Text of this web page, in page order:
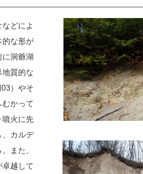
どによ
的な形が
洞爺湖
質的な
）やそ
かって
噴火に先
、カルデ
また、
越して